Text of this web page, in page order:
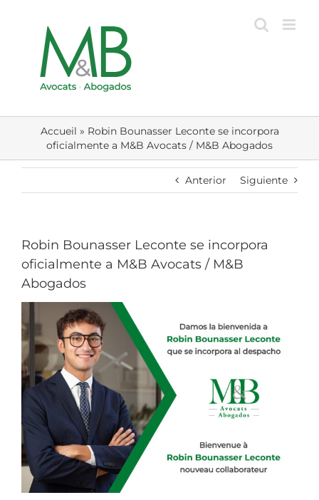
Accueil » Robin Bounasser Leconte se incorpora
oficialmente a M&B Avocats / M&B Abogados
Anterior Siguiente
Robin Bounasser Leconte se incorpora
oficialmente a M&B Avocats / M&B
Abogados